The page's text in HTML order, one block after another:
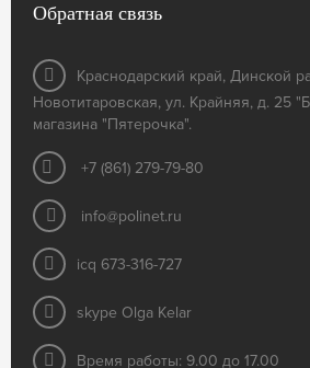
Обратная связь
Краснодарский край, Динской
Новотитаровская, ул. Крайняя, д. 25
магазина "Пятерочка".
+7 (861) 279-79-80
info@polinet.ru
icq 673-316-727
skype Olga Kelar
Время работы: 9.00 до 17.00